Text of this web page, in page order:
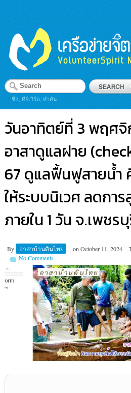
ชื่อ, คีย์เวิร์ด, คำค้น
วันอาทิตย์ที่ 3 พฤศจิ
อาสาดูแลฝาย
67 ดูแลฟื้นฟูสายน้ำ
ให้ระบบนิเวศ ลดกา
ภายใน 1 วัน จ.เพชร
By อาสาบ้านดินไทย on October 11, 2024
No Comments